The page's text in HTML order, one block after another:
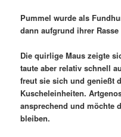
Pummel wurde als
dann aufgrund ihrer
Die quirlige Maus zeigte
taute aber relativ schnell
freut sie sich und genießt
Kuscheleinheiten.
ansprechend und möchte
bleiben.